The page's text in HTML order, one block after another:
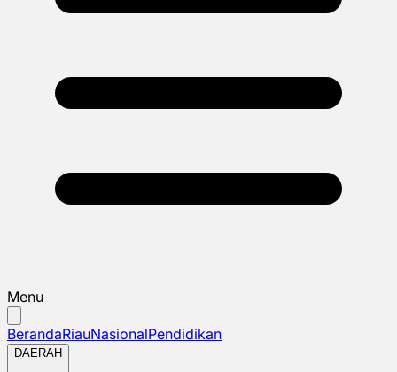
Menu
BerandaRiauNasionalPendidikan
DAERAH